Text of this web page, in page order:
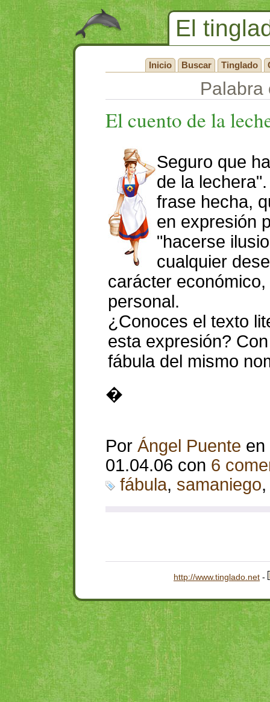
El
Inicio Buscar Tinglado
Palabra
El cuento de la
Seguro que
de la
frase hecha,
en expresión
"hacerse
cualquier
carácter
personal.
¿Conoces el texto
esta expresión?
fábula del mismo
�
Por Ángel Puente en
01.04.06 con 6
fábula, samaniego
http://www.tinglado.net -